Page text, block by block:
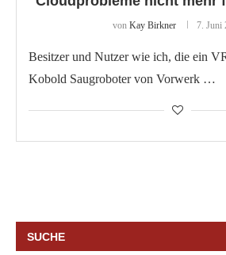
von Kay Birkner 7. Juni
Besitzer und Nutzer wie ich, die ein
Kobold Saugroboter von Vorwerk …
SUCHE